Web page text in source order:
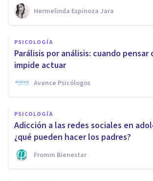
Hermelinda Espinoza Jara
PSICOLOGÍA
Parálisis por análisis: cuando
impide actuar
Avance Psicólogos
PSICOLOGÍA
Adicción a las redes sociales en
¿qué pueden hacer los padres?
Fromm Bienestar